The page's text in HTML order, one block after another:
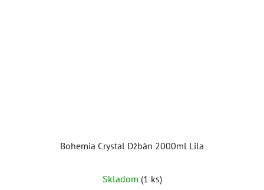
Bohemia Crystal Džbán 2000ml Lila
Skladom (1 ks)